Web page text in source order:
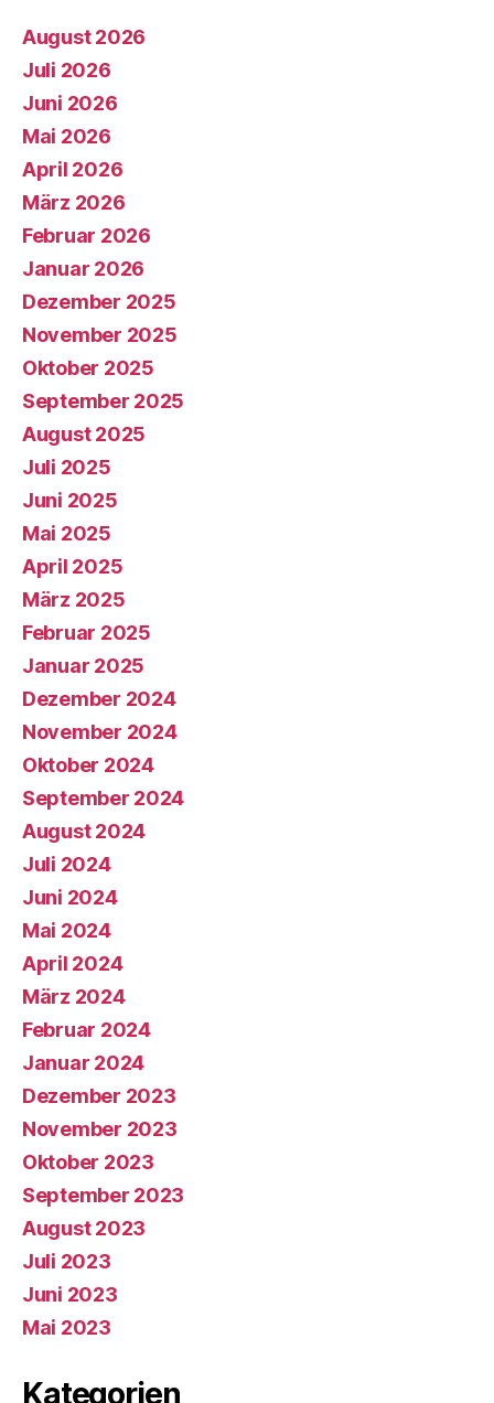
August 2026
Juli 2026
Juni 2026
Mai 2026
April 2026
März 2026
Februar 2026
Januar 2026
Dezember 2025
November 2025
Oktober 2025
September 2025
August 2025
Juli 2025
Juni 2025
Mai 2025
April 2025
März 2025
Februar 2025
Januar 2025
Dezember 2024
November 2024
Oktober 2024
September 2024
August 2024
Juli 2024
Juni 2024
Mai 2024
April 2024
März 2024
Februar 2024
Januar 2024
Dezember 2023
November 2023
Oktober 2023
September 2023
August 2023
Juli 2023
Juni 2023
Mai 2023
Kategorien